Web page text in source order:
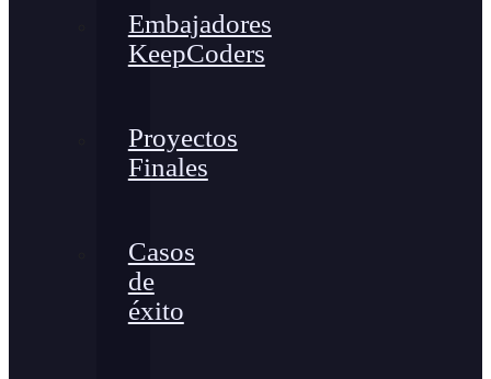
Embajadores
KeepCoders
Proyectos
Finales
Casos
de
éxito